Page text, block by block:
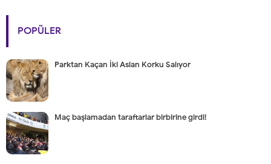
POPÜLER
Parktan Kaçan İki Aslan Korku Salıyor
Maç başlamadan taraftarlar birbirine girdi!